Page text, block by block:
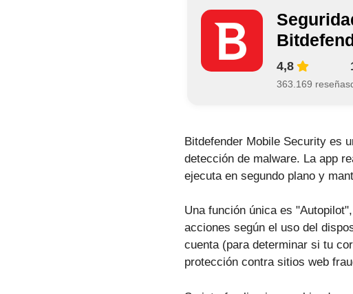
4,8
363.169 reseñas
Bitdefender Mobile Security es
detección de malware. La app
ejecuta en segundo plano y
Una función única es
acciones según el uso del
cuenta (para determinar si tu
protección contra sitios web